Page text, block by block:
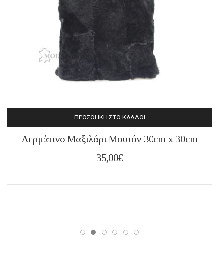
ΠΡΟΣΘΉΚΗ ΣΤΟ ΚΑΛΆΘΙ
Δερμάτινο Μαξιλάρι Μουτόν 30cm x 30cm
35,00€